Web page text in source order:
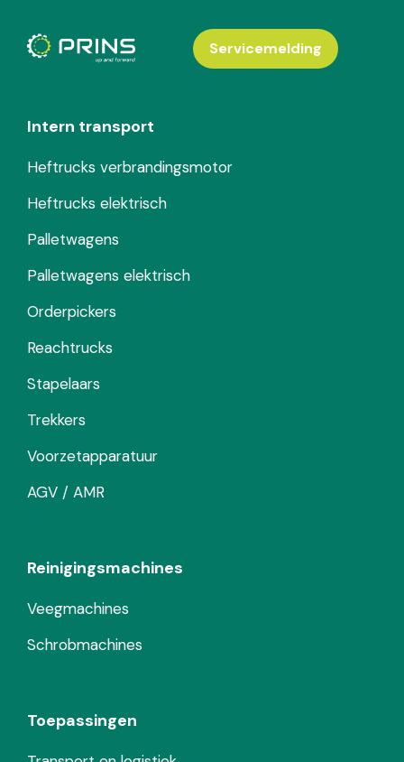
Intern transport
Heftrucks verbrandingsmotor
Heftrucks elektrisch
Palletwagens
Palletwagens elektrisch
Orderpickers
Reachtrucks
Stapelaars
Trekkers
Voorzetapparatuur
AGV / AMR
Reinigingsmachines
Veegmachines
Schrobmachines
Toepassingen
Servicemelding